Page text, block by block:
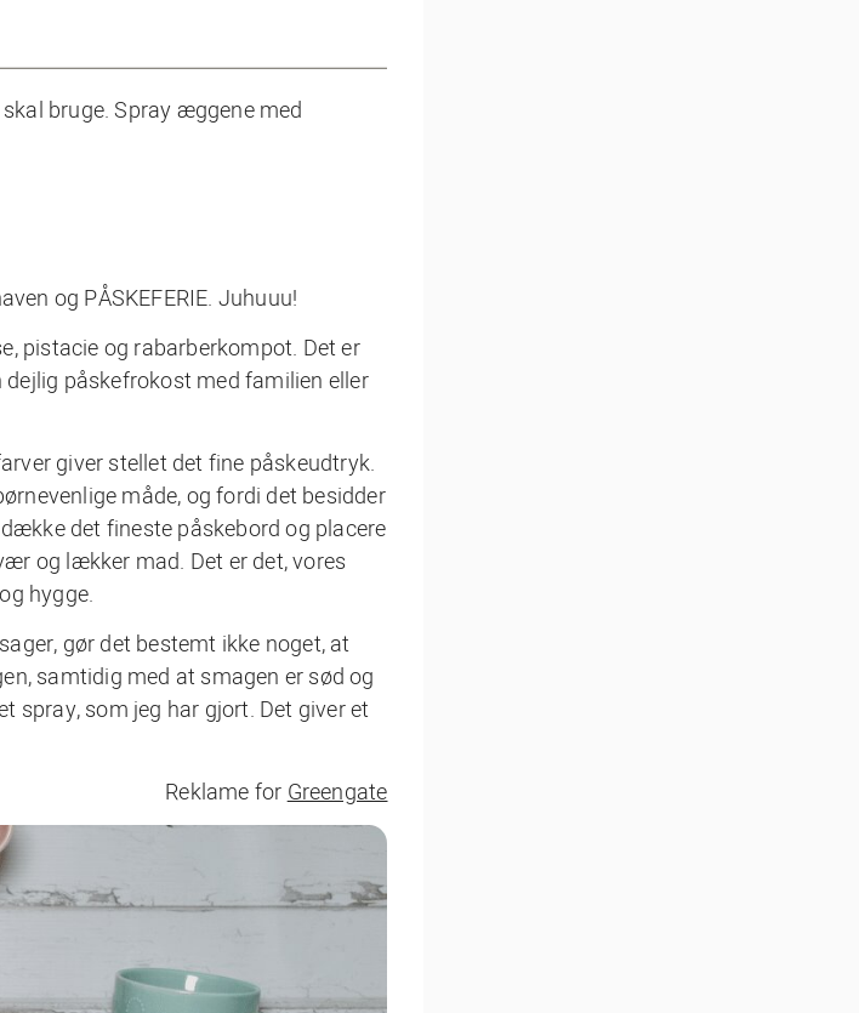
bruge. Spray æggene med
og PÅSKEFERIE. Juhuuu!
pistacie og rabarberkompot. Det er
påskefrokost med familien eller
giver stellet det fine påskeudtryk.
måde, og fordi det besidder
det fineste påskebord og placere
og lækker mad. Det er det, vores
hygge.
gør det bestemt ikke noget, at
samtidig med at smagen er sød og
spray, som jeg har gjort. Det giver et
Reklame for Greengate